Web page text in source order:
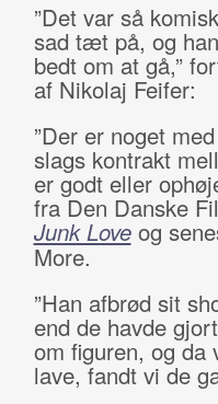
”Det var så
sad tæt på, og
bedt om at gå,”
af Nikolaj Feifer:
”Der er noget
slags kontrakt
er godt eller
fra Den Danske
Junk Loveog
More.
”Han afbrød sit
end de havde
om figuren, og da
lave, fandt vi de